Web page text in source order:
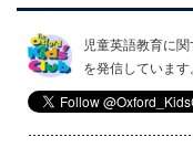
児童英語教育に
を発信しています。